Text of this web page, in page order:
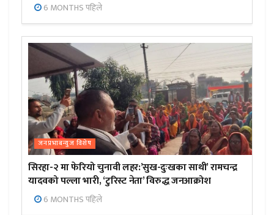
6 MONTHS पहिले
जनप्रभाबन्युज विशेष
सिरहा-२ मा फेरियो चुनावी लहर:’सुख-दुःखका साथी’ रामचन्द्र
यादवको पल्ला भारी, ‘टुरिस्ट नेता’ विरुद्ध जनआक्रोश
6 MONTHS पहिले